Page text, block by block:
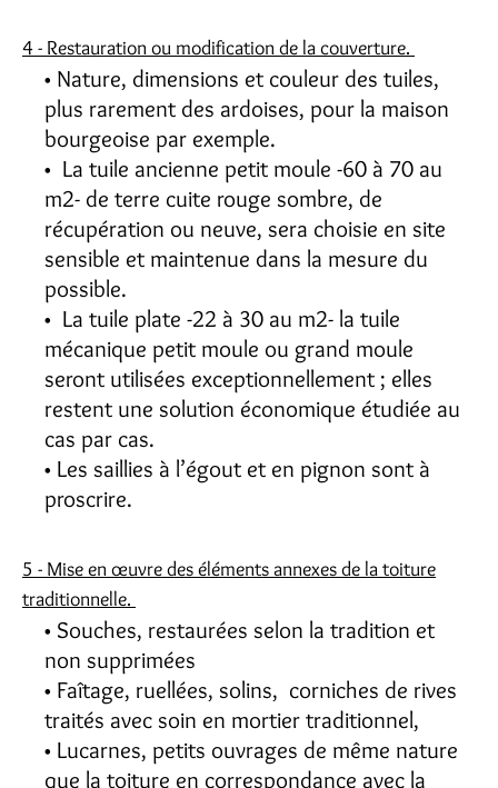
4 - Restauration ou modification de la couverture.
Nature, dimensions et couleur des tuiles,
plus rarement des ardoises, pour la maison
bourgeoise par exemple.
La tuile ancienne petit moule -60 à 70 au
m2- de terre cuite rouge sombre, de
récupération ou neuve, sera choisie en site
sensible et maintenue dans la mesure du
possible.
La tuile plate -22 à 30 au m2- la tuile
mécanique petit moule ou grand moule
seront utilisées exceptionnellement ; elles
restent une solution économique étudiée au
cas par cas.
Les saillies à l’égout et en pignon sont à
proscrire.
5 - Mise en œuvre des éléments annexes de la toiture
traditionnelle.
Souches, restaurées selon la tradition et
non supprimées
Faîtage, ruellées, solins, corniches de rives
traités avec soin en mortier traditionnel,
Lucarnes, petits ouvrages de même nature
que la toiture en correspondance avec la